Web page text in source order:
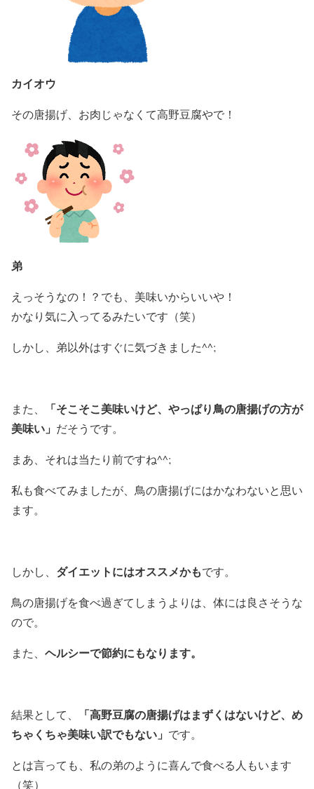
カイオウ
その唐揚げ、お肉じゃなくて高野豆腐やで！
弟
えっそうなの！？でも、美味いからいいや！
かなり気に入ってるみたいです（笑）
しかし、弟以外はすぐに気づきました^^;
また、
「そこそこ美味いけど、やっぱり鳥の唐揚げの方が
美味い」 だそうです。
まあ、それは当たり前ですね^^;
私も食べてみましたが、 鳥の唐揚げにはかなわないと思い
ます。
しかし、 ダイエットにはオススメかもです。
鳥の唐揚げを食べ過ぎてしまうよりは、体には良さそうな
ので。
また、 ヘルシーで節約にもなります。
結果として、
「高野豆腐の唐揚げはまずくはないけど、め
ちゃくちゃ美味い訳でもない」 です。
とは言っても、私の弟のように喜んで食べる人もいます
（笑）